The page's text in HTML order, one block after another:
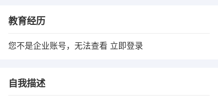
教育经历
您不是企业账号，无法查看 立即登录
自我描述